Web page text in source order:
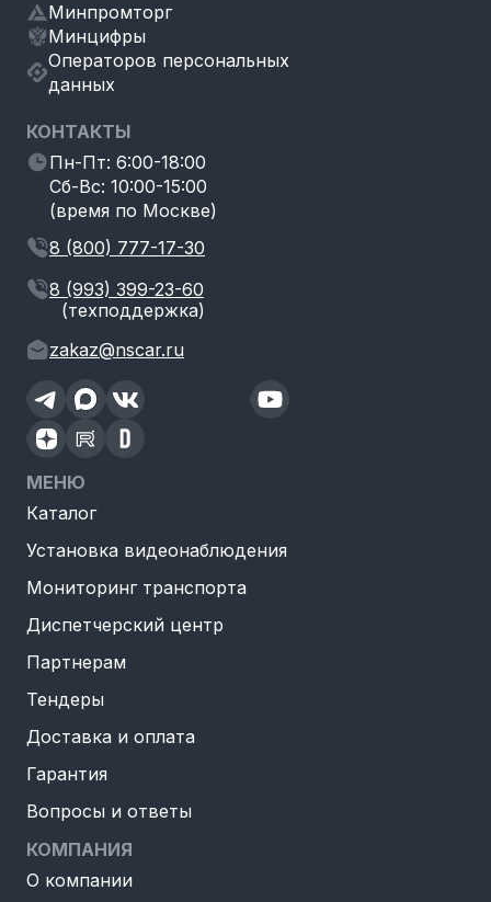
Минпромторг
Минцифры
Операторов персональных
данных
КОНТАКТЫ
Пн-Пт: 6:00-18:00
Сб-Вс: 10:00-15:00
(время по Москве)
8 (800) 777-17-30
8 (993) 399-23-60
(техподдержка)
zakaz@nscar.ru
МЕНЮ
Каталог
Установка видеонаблюдения
Мониторинг транспорта
Диспетчерский центр
Партнерам
Тендеры
Доставка и оплата
Гарантия
Вопросы и ответы
КОМПАНИЯ
О компании